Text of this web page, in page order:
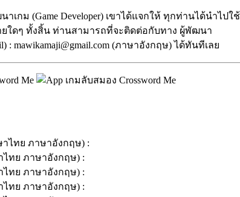
าเกม (Game Developer) เขาได้แจกให้ ทุกท่านได้นำไปใช้
ยใดๆ ทั้งสิ้น ท่านสามารถที่จะติดต่อกับทาง ผู้พัฒนา
mawikamaji@gmail.com (ภาษาอังกฤษ) ได้ทันทีเลย